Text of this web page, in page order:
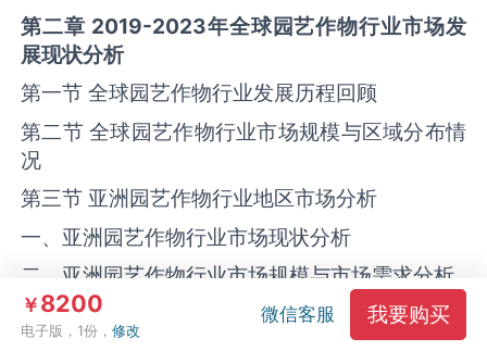
第二章 2019-2023年全球园艺作物行业市场发
展现状分析
第一节 全球园艺作物行业发展历程回顾
第二节 全球园艺作物行业市场规模与区域分布情
况
第三节 亚洲园艺作物行业地区市场分析
一、亚洲园艺作物行业市场现状分析
二、亚洲园艺作物行业市场规模与市场需求分析
三、亚洲园艺作物行业市场前景分析
￥8200
电子版，1份，修改
微信客服 我要购买